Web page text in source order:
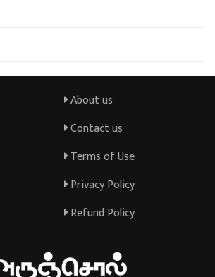
About us
Contact us
Terms of Use
Privacy Policy
Refund Policy